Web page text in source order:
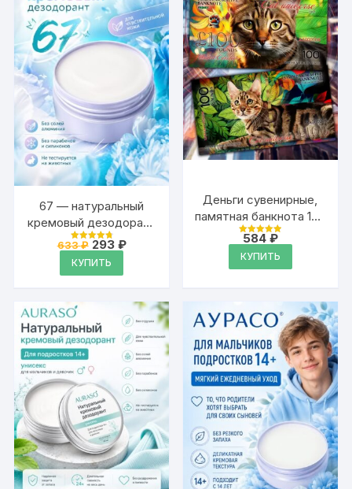
67 — натуральный
кремовый дезодорант
Аурасо, унисекс
Оценка
из 5
633₽Первоначальная
цена
составляла
633 ₽.
293 ₽Текущая
КУПИТЬ
Деньги сувенирные,
памятная банкнота 100
фунтов стерлингов
Оценка
из 5
584 ₽
КУПИТЬ